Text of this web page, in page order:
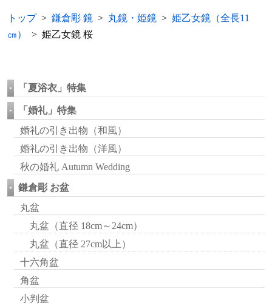
トップ > 鎌倉彫 鏡 > 丸鏡・姫鏡 > 姫乙女鏡（全長11
㎝）
> 姫乙女鏡 桜
「夏浴衣」特集
「婚礼」特集
婚礼の引き出物（和風）
婚礼の引き出物（洋風）
秋の婚礼 Autumn Wedding
鎌倉彫 お盆
丸盆
丸盆（直径 18cm～24cm）
丸盆（直径 27cm以上）
十六角盆
角盆
小判盆